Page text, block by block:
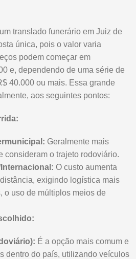
translado funerário em Juiz de
única, pois o valor varia
podem começar em
e, dependendo de uma série de
40.000 ou mais. Essa grande
aos seguintes pontos:
Geralmente mais
consideram o trajeto rodoviário.
O custo aumenta
exigindo logística mais
o uso de múltiplos meios de
É a opção mais comum e
dentro do país, utilizando veículos